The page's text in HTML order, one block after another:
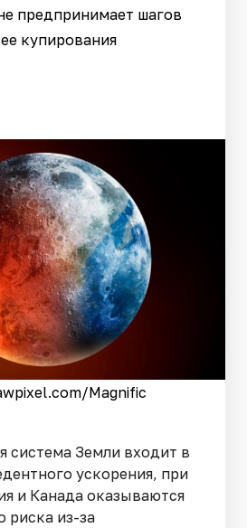
предпринимает шагов
купирования
Magnific
система Земли входит в
ускорения, при
и Канада оказываются
риска из-за